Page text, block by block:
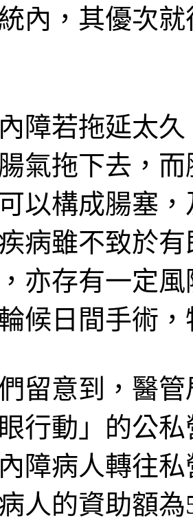
內，其優次
障若拖延太
氣拖下去，
以構成腸塞
病雖不致於
亦存有一定
候日間手術
留意到，醫
行動」的公
障病人轉往
人的資助額